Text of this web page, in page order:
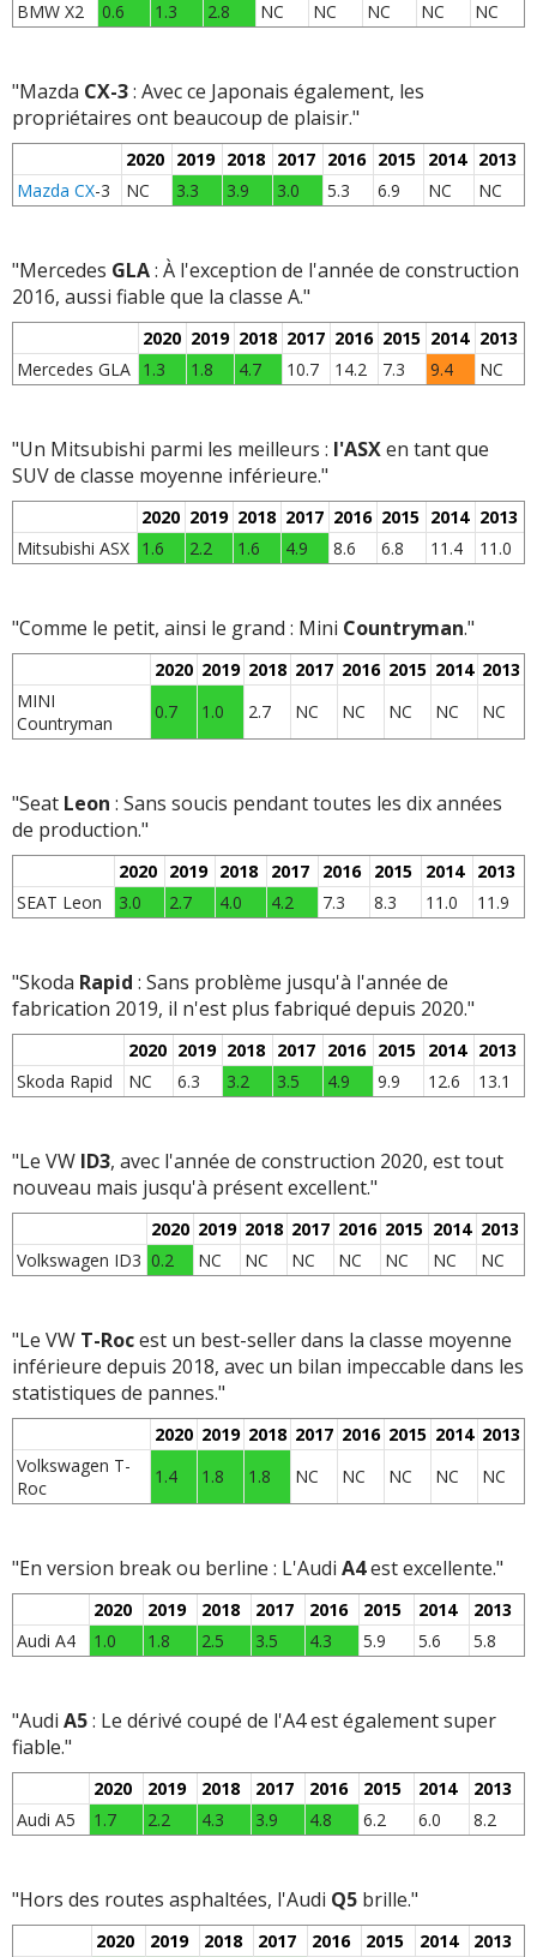
BMW X2 0.6 1.3 2.8 NC NC NC NC NC
"Mazda CX-3: Avec ce Japonais également, les
propriétaires ont beaucoup de plaisir."
2020 2019 2018 2017 2016 2015 2014 2013
Mazda CX-3 NC 3.3 3.9 3.0 5.3 6.9 NC NC
"Mercedes GLA: À l'exception de l'année de construction
2016, aussi fiable que la classe A."
2020 2019 2018 2017 2016 2015 2014 2013
Mercedes GLA 1.3 1.8 4.7 10.7 14.2 7.3 9.4 NC
"Un Mitsubishi parmi les meilleurs : l'ASXen tant que
SUV de classe moyenne inférieure."
2020 2019 2018 2017 2016 2015 2014 2013
Mitsubishi ASX 1.6 2.2 1.6 4.9 8.6 6.8 11.4 11.0
"Comme le petit, ainsi le grand : Mini Countryman."
2020 2019 2018 2017 2016 2015 2014 2013
MINI
Countryman
0.7 1.0 2.7 NC NC NC NC NC
"Seat Leon : Sans soucis pendant toutes les dix années
de production."
2020 2019 2018 2017 2016 2015 2014
2013
SEAT Leon
3.0 2.7 4.0 4.2 7.3 8.3 11.0 11.9
"Skoda Rapid : Sans problème jusqu'à l'année de
fabrication 2019, il n'est plus fabriqué depuis 2020."
2020 2019 2018 2017 2016 2015 2014 2013
Skoda Rapid
NC 6.3 3.2 3.5 4.9 9.9 12.6 13.1
"Le VW ID3, avec l'année de construction 2020, est tout
nouveau mais jusqu'à présent excellent."
2020 2019 2018 2017 2016 2015 2014 2013
Volkswagen ID3 0.2 NC NC NC NC NC NC NC
"Le VW T-Rocest un best-seller dans la classe moyenne
inférieure depuis 2018, avec un bilan impeccable dans les
statistiques de pannes."
2020 2019 2018 2017 2016 2015 2014 2013
Volkswagen T-
Roc
1.4 1.8 1.8 NC NC NC NC NC
"En version break ou berline : L'Audi A4est excellente."
2020 2019 2018 2017 2016 2015 2014
2013
Audi A4
1.0 1.8 2.5 3.5 4.3 5.9 5.6 5.8
"Audi A5: Le dérivé coupé de l'A4 est également super
fiable."
2020 2019 2018 2017 2016 2015 2014
2013
Audi A5
1.7 2.2 4.3 3.9 4.8 6.2 6.0 8.2
"Hors des routes asphaltées, l'Audi Q5 brille."
2020 2019 2018 2017 2016 2015 2014
2013